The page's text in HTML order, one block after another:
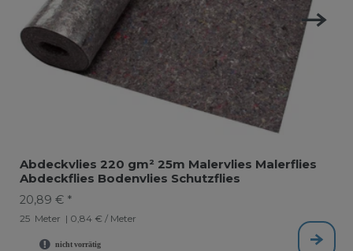
Abdeckvlies 220 gm² 25m Malervlies Malerflies
Abdeckflies Bodenvlies Schutzflies
20,89 € *
25 Meter | 0,84 € / Meter